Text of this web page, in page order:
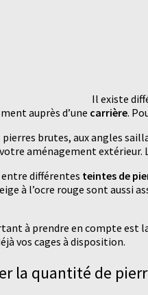
Il existe
auprès d’une carrière.
brutes, aux angles
aménagement extérieur.
entre différentes teintes de
à l’ocre rouge sont aussi
à prendre en compte est
vos cages à disposition.
la quantité de